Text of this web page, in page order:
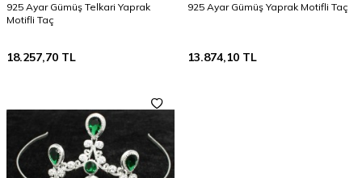
925 Ayar Gümüş Telkari Yaprak
Motifli Taç
18.257,70 TL
925 Ayar Gümüş Yaprak Motifli Taç
13.874,10 TL